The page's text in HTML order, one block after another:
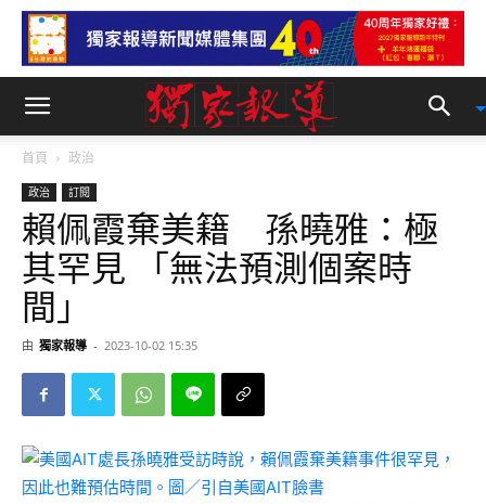
首頁 政治
政治 訂閱
賴佩霞棄美籍 孫曉雅：極
其罕見 「無法預測個案時
間」
由 獨家報導 - 2023-10-02 15:35